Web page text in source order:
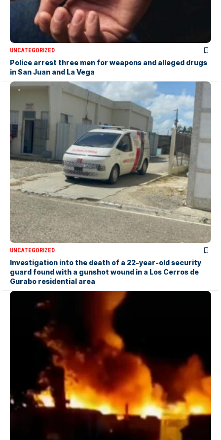
UNCATEGORIZED
Police arrest three men for weapons and alleged drugs
in San Juan and La Vega
UNCATEGORIZED
Investigation into the death of a 22-year-old security
guard found with a gunshot wound in a Los Cerros de
Gurabo residential area